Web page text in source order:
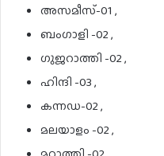
അസമീസ്-01 ,
ബംഗാളി -02 ,
ഗുജറാത്തി -02 ,
ഹിന്ദി -03 ,
കന്നഡ-02 ,
മലയാളം -02 ,